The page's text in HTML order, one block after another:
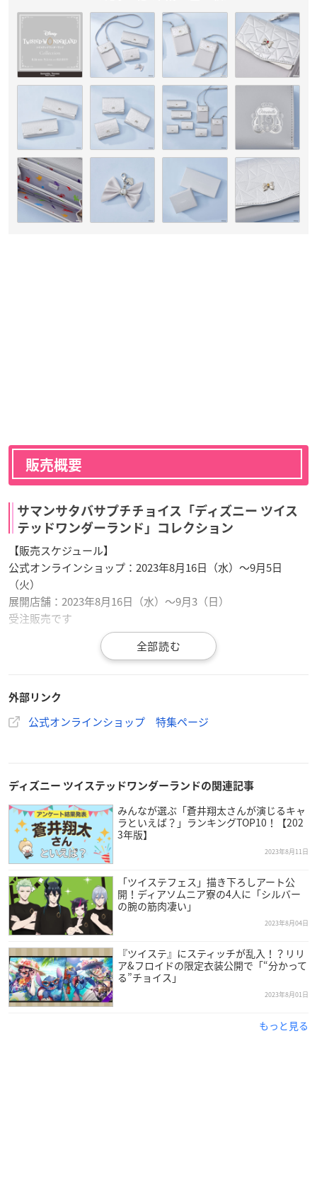
販売概要
サマンサタバサプチチョイス「ディズニー ツイス
テッドワンダーランド」コレクション
【販売スケジュール】
公式オンラインショップ：2023年8月16日（水）～9月5日
（火）
展開店舗：2023年8月16日（水）～9月3（日）
受注販売です
【商品お渡し予定日】
【サンプル設置店舗】
ヤ店
・サマンサタバサプチチョイス 阪急うめだ本店
・サマンサタバサプチチョイス アミュエスト店
外部リンク
公式オンラインショップ 特集ページ
ディズニー ツイステッドワンダーランドの関連記事
みんなが選ぶ「蒼井翔太さんが演じるキャ
ラといえば？」ランキングTOP10！【202
3年版】
2023年8月11日
「ツイステフェス」描き下ろしアート公
開！ディアソムニア寮の4人に「シルバー
の腕の筋肉凄い」
2023年8月04日
『ツイステ』にスティッチが乱入！？リリ
ア&フロイドの限定衣装公開で「“分かって
る”チョイス」
2023年8月01日
もっと見る